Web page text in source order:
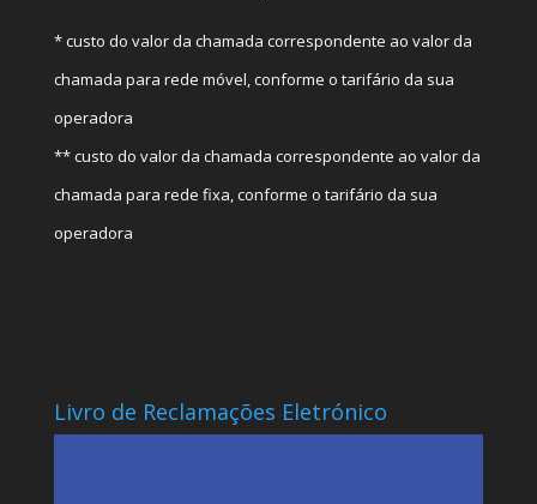
* custo do valor da chamada correspondente ao valor da
chamada para rede móvel, conforme o tarifário da sua
operadora
** custo do valor da chamada correspondente ao valor da
chamada para rede fixa, conforme o tarifário da sua
operadora
Livro de Reclamações Eletrónico